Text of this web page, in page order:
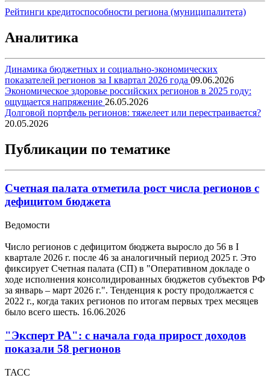
Рейтинги кредитоспособности региона (муниципалитета)
Аналитика
Динамика бюджетных и социально-экономических
показателей регионов за I квартал 2026 года 09.06.2026
Экономическое здоровье российских регионов в 2025 году:
ощущается напряжение 26.05.2026
Долговой портфель регионов: тяжелеет или перестраивается?
20.05.2026
Публикации по тематике
Счетная палата отметила рост числа регионов с
дефицитом бюджета
Ведомости
Число регионов с дефицитом бюджета выросло до 56 в I
квартале 2026 г. после 46 за аналогичный период 2025 г. Это
фиксирует Счетная палата (СП) в "Оперативном докладе о
ходе исполнения консолидированных бюджетов субъектов РФ
за январь – март 2026 г.". Тенденция к росту продолжается с
2022 г., когда таких регионов по итогам первых трех месяцев
было всего шесть. 16.06.2026
"Эксперт РА": с начала года прирост доходов
показали 58 регионов
ТАСС